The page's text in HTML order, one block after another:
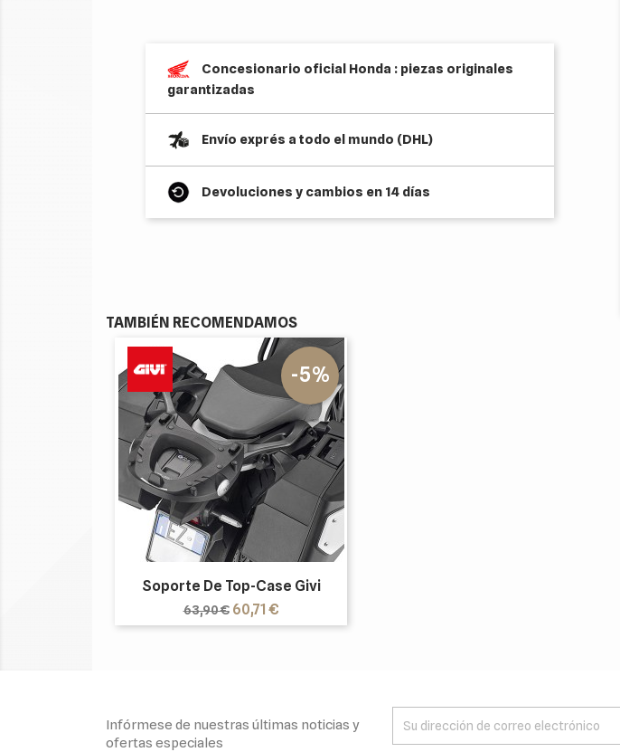
Concesionario oficial Honda : piezas originales
garantizadas
Envío exprés a todo el mundo (DHL)
Devoluciones y cambios en 14 días
TAMBIÉN RECOMENDAMOS
Soporte De Top-Case Givi
Precio
base
63,90 €
-5%
Precio
60,71 €
Infórmese de nuestras últimas noticias y
ofertas especiales